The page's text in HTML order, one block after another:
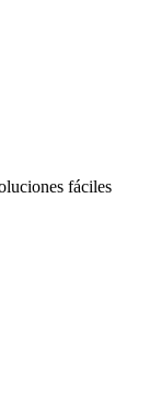
fáciles